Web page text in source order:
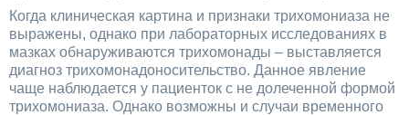
Когда клиническая картина и признаки трихомониаза не
выражены, однако при лабораторных исследованиях в
мазках обнаруживаются трихомонады – выставляется
диагноз трихомонадоносительство. Данное явление
чаще наблюдается у пациенток с не долеченной формой
трихомониаза. Однако возможны и случаи временного